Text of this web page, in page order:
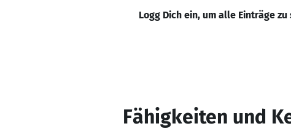
Logg Dich ein, um alle Einträge zu
Fähigkeiten und